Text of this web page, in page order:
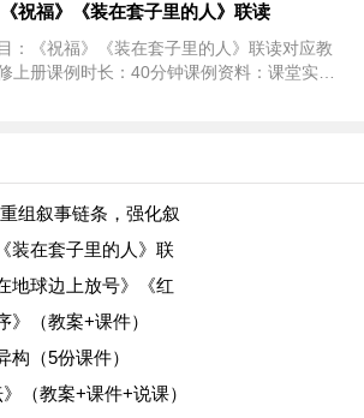
祝福》《装在套子里的人》联读
：《祝福》《装在套子里的人》联读对应教
上册课例时长：40分钟课例资料：课堂实录
组叙事链条，强化叙
装在套子里的人》联
地球边上放号》《红
》（教案+课件）
构（5份课件）
（教案+课件+说课）